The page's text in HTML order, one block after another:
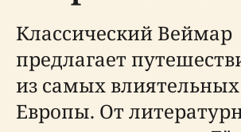
Классический Веймар
предлагает
из самых
Европы. От